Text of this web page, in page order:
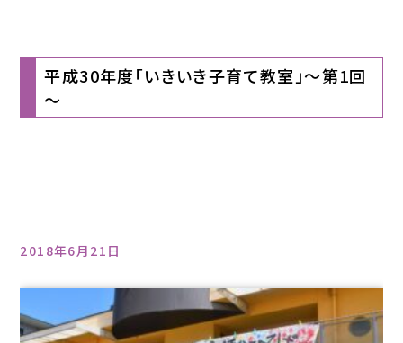
平成30年度「いきいき子育て教室」～第1回
～
2018年6月21日